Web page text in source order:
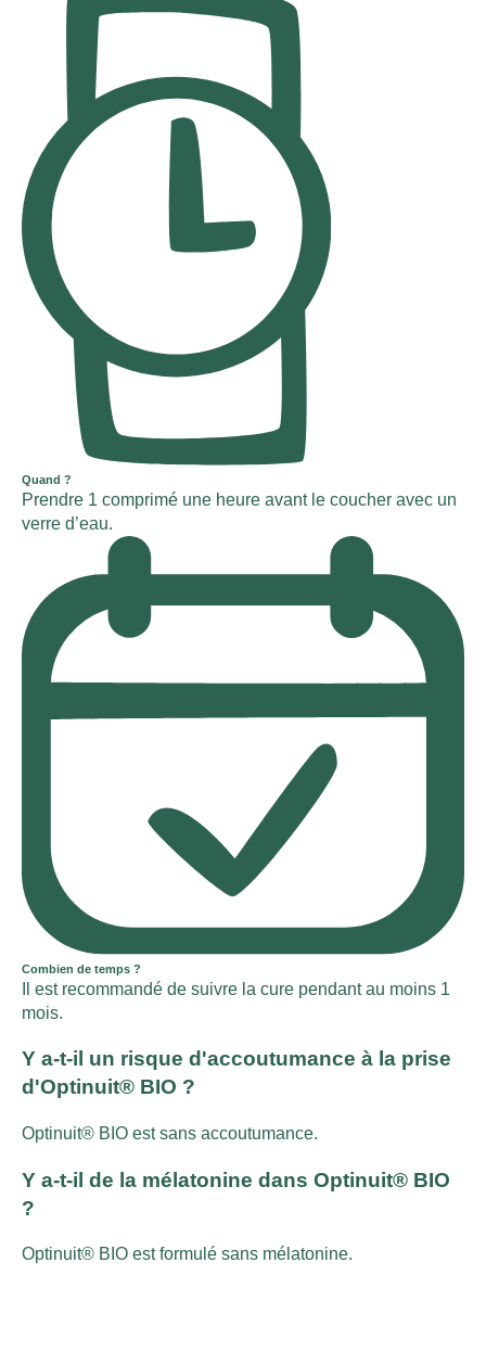
Quand ?
Prendre 1 comprimé une heure avant le coucher avec un
verre d’eau.
Combien de temps ?
Il est recommandé de suivre la cure pendant au moins 1
mois.
Y a-t-il un risque d'accoutumance à la prise
d'Optinuit® BIO ?
Optinuit® BIO est sans accoutumance.
Y a-t-il de la mélatonine dans Optinuit® BIO
?
Optinuit® BIO est formulé sans mélatonine.